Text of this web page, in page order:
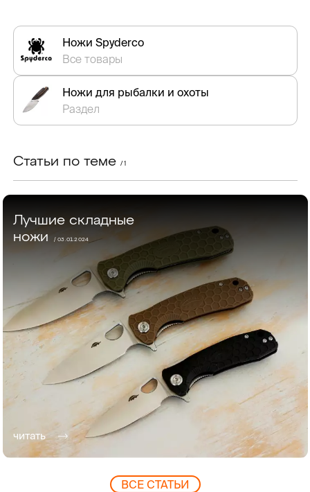
Ножи Spyderco
Все товары
Ножи для рыбалки и охоты
Раздел
Статьи по теме / 1
Лучшие складные
ножи
/ 03.01.2024
читать
ВCЕ СТАТЬИ